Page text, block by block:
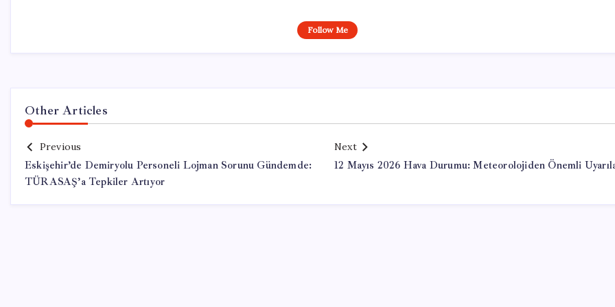
Follow Me
Other Articles
Previous
Eskişehir’de Demiryolu Personeli Lojman Sorunu Gündemde:
TÜRASAŞ’a Tepkiler Artıyor
Next
12 Mayıs 2026 Hava Durumu: Meteorolojiden Önemli